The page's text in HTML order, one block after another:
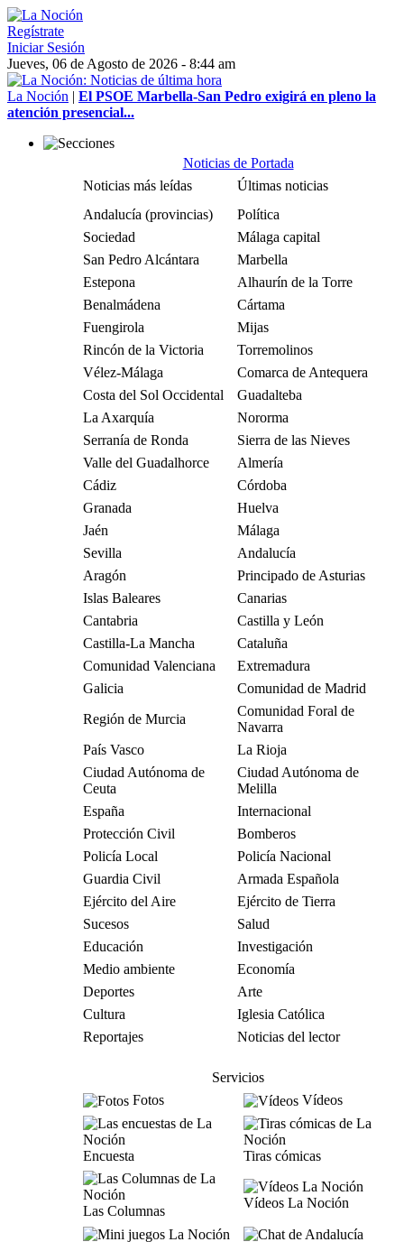
Regístrate
Iniciar Sesión
Jueves, 06 de Agosto de 2026 - 8:44 am
La Noción | El PSOE Marbella-San Pedro exigirá en pleno la
atención presencial...
Noticias de Portada
Noticias más leídas
Últimas noticias
Andalucía (provincias)
Política
Sociedad
Málaga capital
San Pedro Alcántara
Marbella
Estepona
Alhaurín de la Torre
Benalmádena
Cártama
Fuengirola
Mijas
Rincón de la Victoria
Torremolinos
Vélez-Málaga
Comarca de Antequera
Costa del Sol Occidental
Guadalteba
La Axarquía
Nororma
Serranía de Ronda
Sierra de las Nieves
Valle del Guadalhorce
Almería
Cádiz
Córdoba
Granada
Huelva
Jaén
Málaga
Sevilla
Andalucía
Aragón
Principado de Asturias
Islas Baleares
Canarias
Cantabria
Castilla y León
Castilla-La Mancha
Cataluña
Comunidad Valenciana
Extremadura
Galicia
Comunidad de Madrid
Región de Murcia
Comunidad Foral de
Navarra
País Vasco
La Rioja
Ciudad Autónoma de
Ceuta
Ciudad Autónoma de
Melilla
España
Internacional
Protección Civil
Bomberos
Policía Local
Policía Nacional
Guardia Civil
Armada Española
Ejército del Aire
Ejército de Tierra
Sucesos
Salud
Educación
Investigación
Medio ambiente
Economía
Deportes
Arte
Cultura
Iglesia Católica
Reportajes
Noticias del lector
Servicios
Fotos
Vídeos
Encuesta Tiras cómicas
Las Columnas
Vídeos La Noción